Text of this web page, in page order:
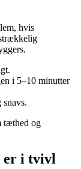
hvis
i 5–10 minutter
snavs.
tæthed og
er i tvivl